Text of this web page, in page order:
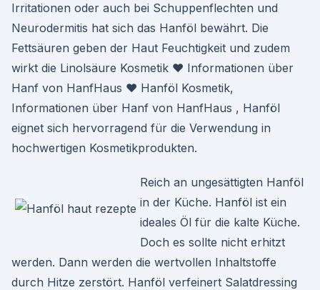
Irritationen oder auch bei Schuppenflechten und
Neurodermitis hat sich das Hanföl bewährt. Die
Fettsäuren geben der Haut Feuchtigkeit und zudem
wirkt die Linolsäure Kosmetik ♥ Informationen über
Hanf von HanfHaus ♥ Hanföl Kosmetik,
Informationen über Hanf von HanfHaus , Hanföl
eignet sich hervorragend für die Verwendung in
hochwertigen Kosmetikprodukten.
Reich an ungesättigten Hanföl
in der Küche. Hanföl ist ein
ideales Öl für die kalte Küche.
Doch es sollte nicht erhitzt
werden. Dann werden die wertvollen Inhaltstoffe
durch Hitze zerstört. Hanföl verfeinert Salatdressing